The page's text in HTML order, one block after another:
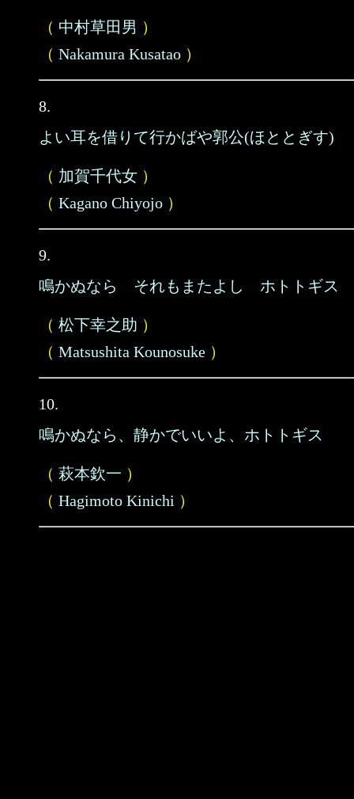
（ 中村草田男 ）
（ Nakamura Kusatao ）
8.
よい耳を借りて行かばや郭公(ほととぎす)
（ 加賀千代女 ）
（ Kagano Chiyojo ）
9.
鳴かぬなら それもまたよし ホトトギス
（ 松下幸之助 ）
（ Matsushita Kounosuke ）
10.
鳴かぬなら、静かでいいよ、ホトトギス
（ 萩本欽一 ）
（ Hagimoto Kinichi ）